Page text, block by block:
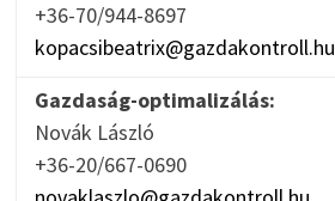
+36-70/944-8697
kopacsibeatrix@gazdakontroll.hu
Gazdaság-optimalizálás:
Novák László
+36-20/667-0690